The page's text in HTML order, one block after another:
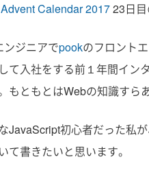
Calendar 201723日目
ジニアでpookのフロント
て入社をする前１年間イン
もともとはWebの知識すら
JavaScript初心者だった私
て書きたいと思います。